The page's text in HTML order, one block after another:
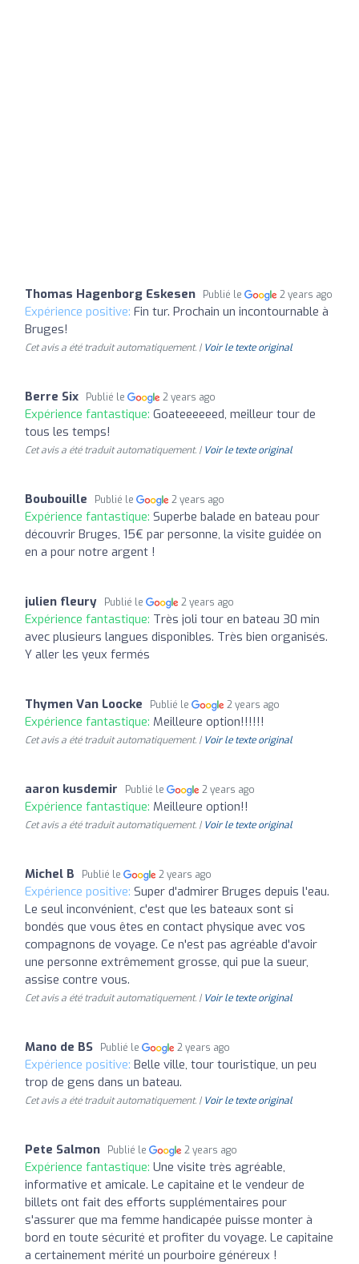
Thomas Hagenborg Eskesen Publié le 2 years ago
Expérience positive: Fin tur. Prochain un incontournable à
Bruges!
Cet avis a été traduit automatiquement. | Voir le texte original
Berre Six Publié le 2 years ago
Expérience fantastique: Goateeeeeed, meilleur tour de
tous les temps!
Cet avis a été traduit automatiquement. | Voir le texte original
Boubouille Publié le 2 years ago
Expérience fantastique: Superbe balade en bateau pour
découvrir Bruges, 15€ par personne, la visite guidée on
en a pour notre argent !
julien fleury Publié le 2 years ago
Expérience fantastique: Très joli tour en bateau 30 min
avec plusieurs langues disponibles. Très bien organisés.
Y aller les yeux fermés
Thymen Van Loocke Publié le 2 years ago
Expérience fantastique: Meilleure option!!!!!!
Cet avis a été traduit automatiquement. | Voir le texte original
aaron kusdemir Publié le 2 years ago
Expérience fantastique: Meilleure option!!
Cet avis a été traduit automatiquement. | Voir le texte original
Michel B Publié le 2 years ago
Expérience positive: Super d'admirer Bruges depuis l'eau.
Le seul inconvénient, c'est que les bateaux sont si
bondés que vous êtes en contact physique avec vos
compagnons de voyage. Ce n'est pas agréable d'avoir
une personne extrêmement grosse, qui pue la sueur,
assise contre vous.
Cet avis a été traduit automatiquement. | Voir le texte original
Mano de BS Publié le 2 years ago
Expérience positive: Belle ville, tour touristique, un peu
trop de gens dans un bateau.
Cet avis a été traduit automatiquement. | Voir le texte original
Pete Salmon Publié le 2 years ago
Expérience fantastique: Une visite très agréable,
informative et amicale. Le capitaine et le vendeur de
billets ont fait des efforts supplémentaires pour
s'assurer que ma femme handicapée puisse monter à
bord en toute sécurité et profiter du voyage. Le capitaine
a certainement mérité un pourboire généreux !